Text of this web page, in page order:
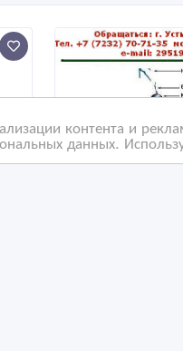
контента и
данных.